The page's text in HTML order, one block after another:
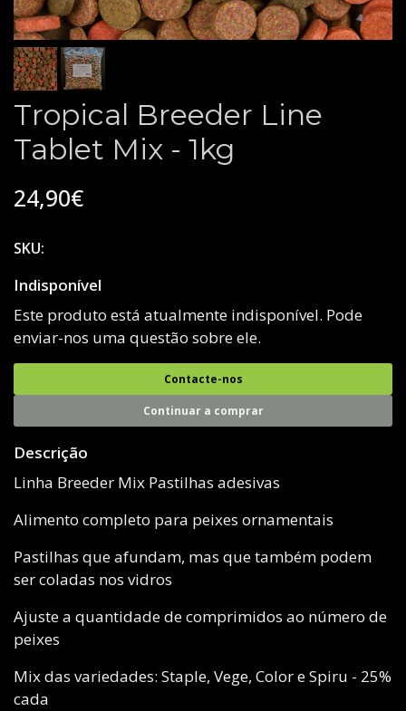
Tropical Breeder Line
Tablet Mix - 1kg
24,90€
SKU:
Indisponível
Este produto está atualmente indisponível. Pode
enviar-nos uma questão sobre ele.
Contacte-nos
Continuar a comprar
Descrição
Linha Breeder Mix Pastilhas adesivas
Alimento completo para peixes ornamentais
Pastilhas que afundam, mas que também podem
ser coladas nos vidros
Ajuste a quantidade de comprimidos ao número de
peixes
Mix das variedades: Staple, Vege, Color e Spiru - 25%
cada